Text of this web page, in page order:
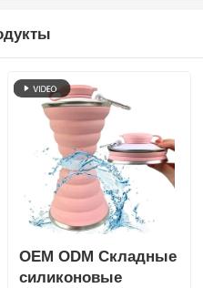
OEM ODM Складные
силиконовые